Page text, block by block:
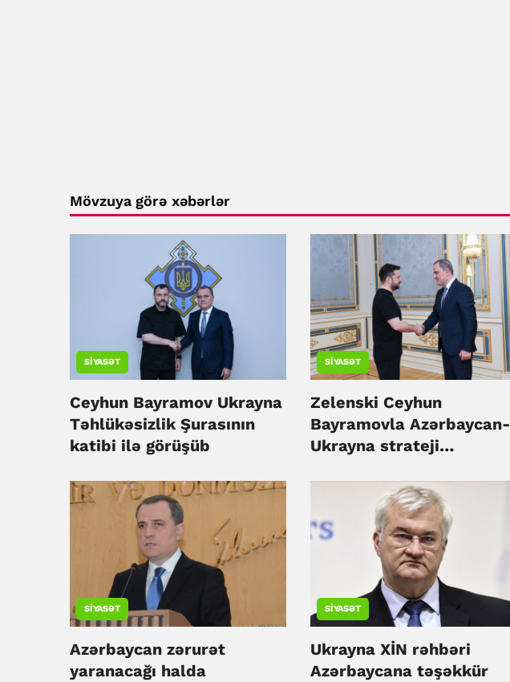
Mövzuya görə xəbərlər
SIYASƏT
Ceyhun Bayramov Ukrayna
Təhlükəsizlik Şurasının
katibi ilə görüşüb
SIYASƏT
Zelenski Ceyhun
Bayramovla Azərbaycan-
Ukrayna strateji
SIYASƏT
Azərbaycan zərurət
yaranacağı halda
SIYASƏT
Ukrayna XİN rəhbəri
Azərbaycana təşəkkür